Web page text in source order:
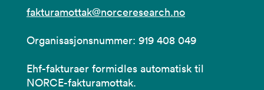
fakturamottak@norceresearch.no
Organisasjonsnummer: 919 408 049
Ehf-fakturaer formidles automatisk til
NORCE-fakturamottak.